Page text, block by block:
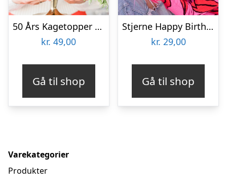
50 Års Kagetopper Guld
kr. 49,00
Gå til shop
Stjerne Happy Birthday Folieballon Guld
kr. 29,00
Gå til shop
Varekategorier
Produkter